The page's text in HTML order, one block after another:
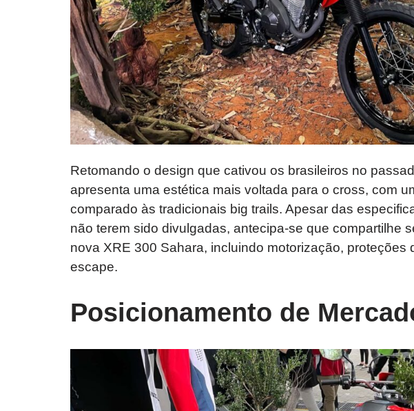
Retomando o design que cativou os brasileiros no
apresenta uma estética mais voltada para o cross, com
comparado às tradicionais big trails. Apesar das
não terem sido divulgadas, antecipa-se que compartilhe
nova XRE 300 Sahara, incluindo motorização, proteções
escape.
Posicionamento de